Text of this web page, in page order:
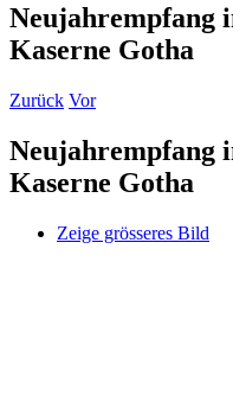
Neujahrempfang
Kaserne Gotha
Zurück Vor
Neujahrempfang
Kaserne Gotha
Zeige grösseres Bild